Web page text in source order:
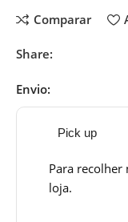
Comparar
Share:
Envio:
Pick up
Para recolher
loja.